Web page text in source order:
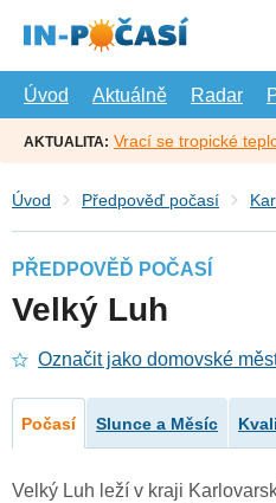
hlavní
Úvod
Aktuálně Radar
AKTUALITA: Vrací se tropické
Úvod Předpověď počasí
PŘEDPOVĚĎ POČASÍ
Velký Luh
Označit jako domovské
Počasí Slunce a Měsíc
Velký Luh leží v kraji